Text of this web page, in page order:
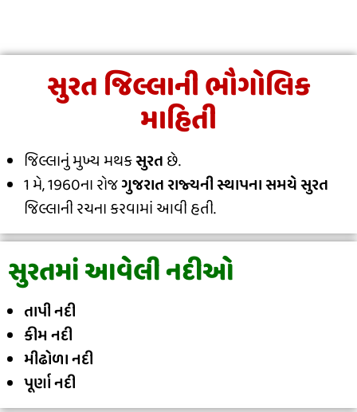
સુરત જિલ્લાની ભૌગોલિક
માહિતી
જિલ્લાનું મુખ્ય મથકસુરતછે.
1 મે, 1960ના રોજગુજરાત રાજ્યની સ્થાપના સમયે સુરત
જિલ્લાની રચના કરવામાં આવી હતી.
સુરતમાં આવેલી નદીઓ
તાપી નદી
કીમ નદી
મીઢોળા નદી
પૂર્ણા નદી